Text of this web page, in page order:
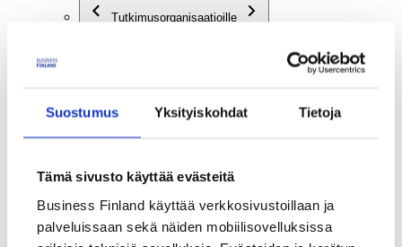
Suostumus Yksityiskohdat Tietoja
Tämä sivusto käyttää evästeitä
Business Finland käyttää verkkosivustoillaan ja
palveluissaan sekä näiden mobiilisovelluksissa
Tutkimusorganisaatioille
Julkisille toimijoille
Me olemme Business Finland
Organisaatiomme